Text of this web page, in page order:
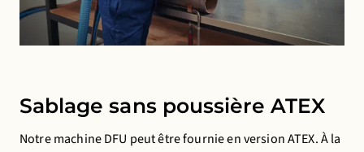
Sablage sans poussière ATEX
Notre machine DFU peut être fournie en version ATEX. À la
Save preferences